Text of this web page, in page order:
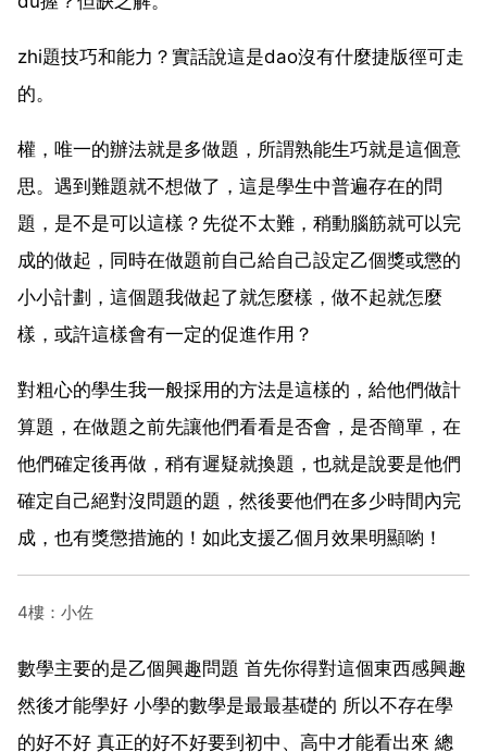
zhi題技巧和能力？實話說這是dao沒有什麼捷版徑可走
的。
權，唯一的辦法就是多做題，所謂熟能生巧就是這個意
思。遇到難題就不想做了，這是學生中普遍存在的問
題，是不是可以這樣？先從不太難，稍動腦筋就可以完
成的做起，同時在做題前自己給自己設定乙個獎或懲的
小小計劃，這個題我做起了就怎麼樣，做不起就怎麼
樣，或許這樣會有一定的促進作用？
對粗心的學生我一般採用的方法是這樣的，給他們做計
算題，在做題之前先讓他們看看是否會，是否簡單，在
他們確定後再做，稍有遲疑就換題，也就是說要是他們
確定自己絕對沒問題的題，然後要他們在多少時間內完
成，也有獎懲措施的！如此支援乙個月效果明顯喲！
4樓：小佐
數學主要的是乙個興趣問題 首先你得對這個東西感興趣
然後才能學好 小學的數學是最最基礎的 所以不存在學
的好不好 真正的好不好要到初中、高中才能看出來 總